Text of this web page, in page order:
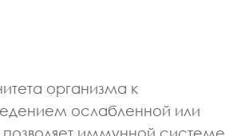
организма к
ослабленной или
Александровна